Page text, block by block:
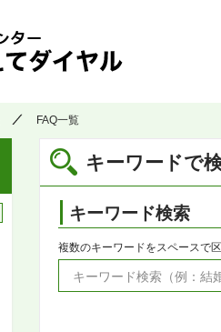
FAQ一覧
キーワードで
キーワード検索
複数のキーワードをスペースで